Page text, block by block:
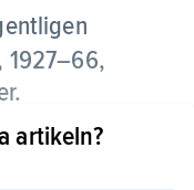
1927–66,
artikeln?